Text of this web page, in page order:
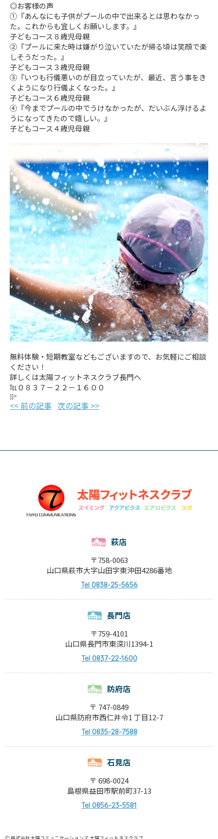
◎お客様の声
➀『あんなにも子供がプールの中で出来るとは思わなかっ
た。これからも宜しくお願いします。』
子どもコース８歳児母親
②『プールに来た時は嫌がり泣いていたが帰る頃は笑顔で楽
しそうだった。』
子どもコース３歳児母親
③『いつも行儀悪いのが目立っていたが、最近、言う事をき
くようになり行儀よくなった。』
子どもコース６歳児母親
④『今までプールの中でうけなかったが、だいぶん浮けるよ
うになってきたので嬉しい。』
子どもコース４歳児母親
無料体験・短期教室などもございますので、お気軽にご相談
ください！
詳しくは太陽フィットネスクラブ長門へ
℡０８３７－２２－１６００
]]>
<< 前の記事 次の記事 >>
萩店
〒758-0063
山口県萩市大字山田字東沖田4286番地
Tel0838-25-5656
長門店
〒759-4101
山口県長門市東深川1394-1
Tel0837-22-1600
防府店
〒 747-0849
山口県防府市西仁井令1 丁目12-7
Tel0835-28-7588
石見店
〒 698-0024
島根県益田市駅前町37-13
Tel 0856-23-5581